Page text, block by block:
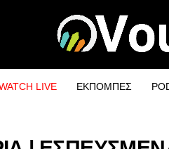
LIVE ΕΚΠΟΜΠΕΣ